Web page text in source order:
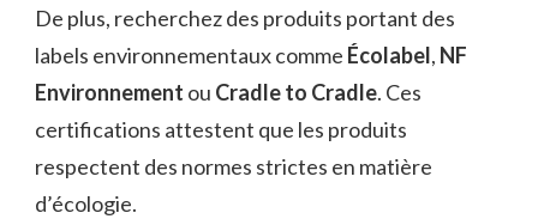
De plus, recherchez des produits portant des
labels environnementaux comme Écolabel, NF
Environnement ou Cradle to Cradle. Ces
certifications attestent que les produits
respectent des normes strictes en matière
d’écologie.